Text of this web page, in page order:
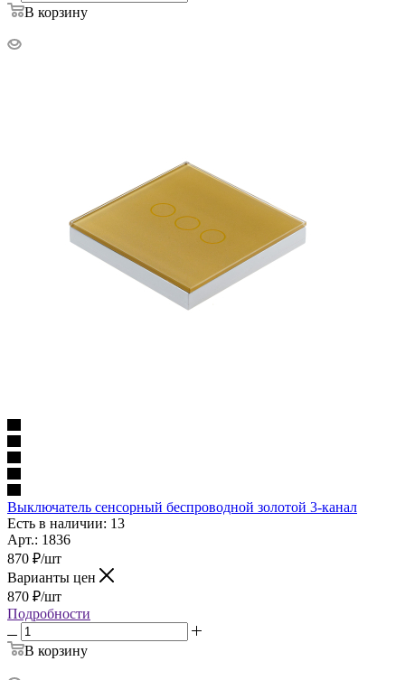
В корзину
Выключатель сенсорный беспроводной золотой 3-канал
Есть в наличии: 13
Арт.: 1836
870 ₽/шт
Варианты цен
870 ₽/шт
Подробности
В корзину